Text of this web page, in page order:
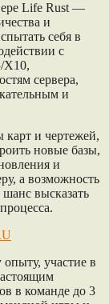
Life Rust —
и
себя в
с
Х10,
сервера,
и
и чертежей,
новые базы,
и
а возможность
высказать
опыту, участие в
в команде до 3